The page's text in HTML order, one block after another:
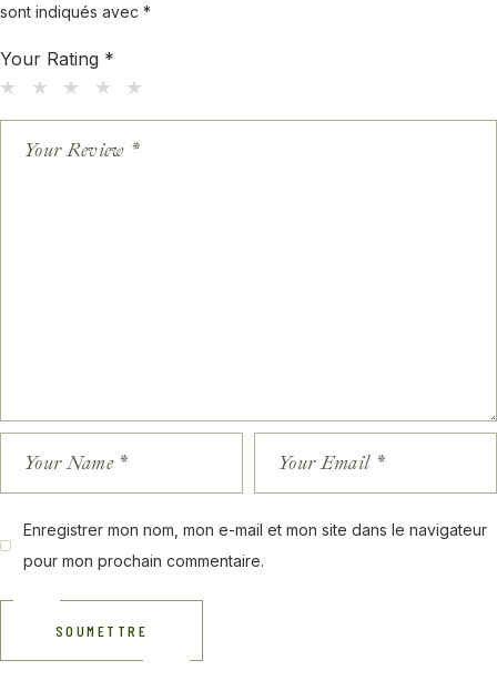
sont indiqués avec *
Your Rating *
Enregistrer mon nom, mon e-mail et mon site dans le navigateur
pour mon prochain commentaire.
SOUMETTRE